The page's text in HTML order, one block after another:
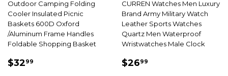
Outdoor Camping Folding
Cooler Insulated Picnic
Baskets 600D Oxford
/Aluminum Frame Handles
Foldable Shopping Basket
PRIX
$3299
CURREN Watches Men Luxury
Brand Army Military Watch
Leather Sports Watches
Quartz Men Waterproof
Wristwatches Male Clock
PRIX
$2699